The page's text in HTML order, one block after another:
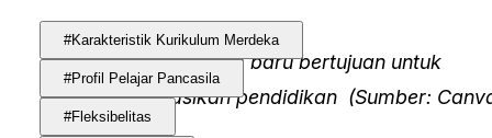
Penyusunan kurikulum baru bertujuan untuk
mentransformasikan pendidikan (Sumber:
#Karakteristik Kurikulum Merdeka
#Profil Pelajar Pancasila
#Fleksibelitas